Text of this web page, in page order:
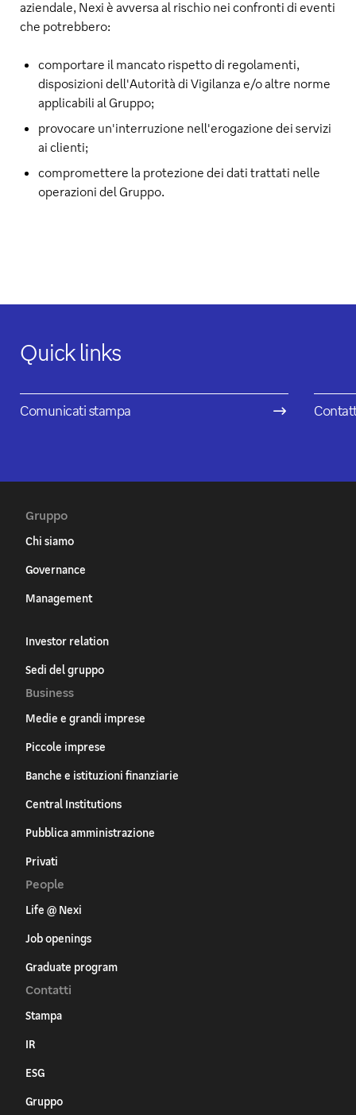
aziendale, Nexi è avversa al rischio nei confronti di eventi
che potrebbero:
comportare il mancato rispetto di regolamenti,
disposizioni dell'Autorità di Vigilanza e/o altre norme
applicabili al Gruppo;
provocare un'interruzione nell'erogazione dei servizi
ai clienti;
compromettere la protezione dei dati trattati nelle
operazioni del Gruppo.
Quick links
Comunicati stampa
Gruppo
Chi siamo
Governance
Management
Investor relation
Sedi del gruppo
Business
Medie e grandi imprese
Piccole imprese
Banche e istituzioni finanziarie
Central Institutions
Pubblica amministrazione
Privati
People
Life @ Nexi
Job openings
Graduate program
Contatti
Stampa
IR
ESG
Gruppo